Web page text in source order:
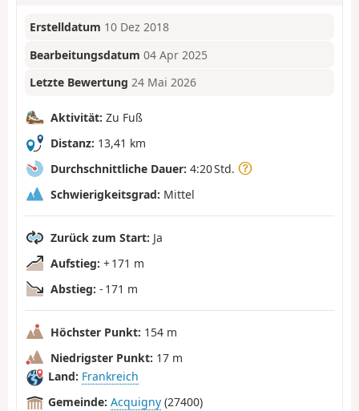
Erstelldatum 10 Dez 2018
Bearbeitungsdatum 04 Apr 2025
Letzte Bewertung 24 Mai 2026
Aktivität: Zu Fuß
Distanz: 13,41 km
Durchschnittliche Dauer: 4:20 Std.
Schwierigkeitsgrad: Mittel
Zurück zum Start: Ja
Aufstieg: + 171 m
Abstieg: - 171 m
Höchster Punkt: 154 m
Niedrigster Punkt: 17 m
Land: Frankreich
Gemeinde: Acquigny (27400)